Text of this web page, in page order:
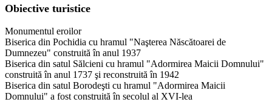
Obiective turistice
Monumentul eroilor
Biserica din Pochidia cu hramul "Naşterea Născătoarei de
Dumnezeu" construită în anul 1937
Biserica din satul Sălcieni cu hramul "Adormirea Maicii Domnului"
construită în anul 1737 şi reconstruită în 1942
Biserica din satul Borodeşti cu hramul "Adormirea Maicii
Domnului" a fost construită în secolul al XVI-lea